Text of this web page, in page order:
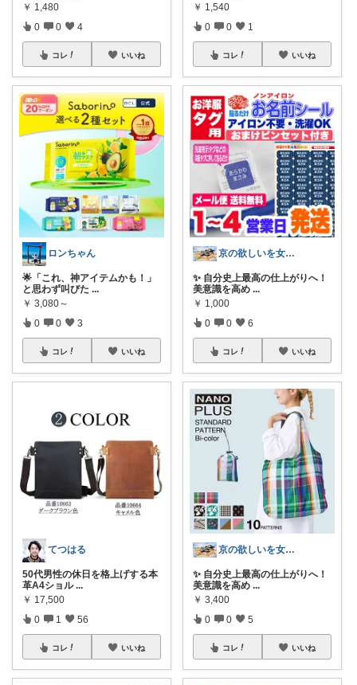
￥ 1,480
0 0 4
コレ いいね
ロンちゃん
🌟「これ、神アイテムかも！」
と思わず叫びた ...
￥ 3,080～
0 0 3
コレ いいね
てつはる
50代男性の休日を格上げする本
革A4ショル ...
￥ 17,500
0 1 56
コレ いいね
￥ 1,540
0 0 1
コレ いいね
京の欲しいを女性に向けて
✨ 自分史上最高の仕上がりへ！
美意識を高め ...
￥ 1,000
0 0 6
コレ いいね
京の欲しいを女性に向けて
✨ 自分史上最高の仕上がりへ！
美意識を高め ...
￥ 3,400
0 0 5
コレ いいね